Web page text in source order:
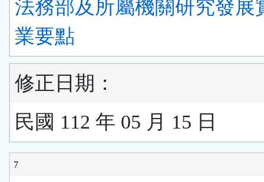
法務部及所屬機關研究發展
業要點
修正日期：
民國 112 年 05 月 15 日
7